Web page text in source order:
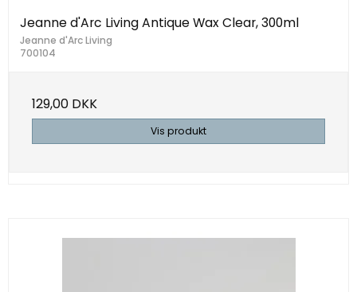
Jeanne d'Arc Living Antique Wax Clear, 300ml
Jeanne d'Arc Living
700104
129,00 DKK
Vis produkt